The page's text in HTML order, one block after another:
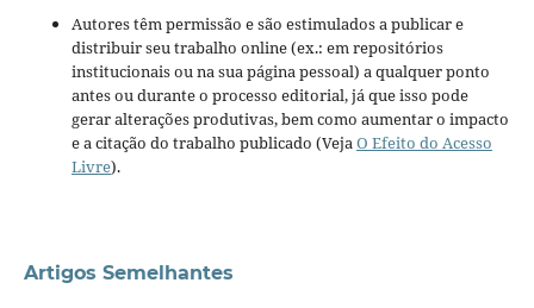
Autores têm permissão e são estimulados a publicar e
distribuir seu trabalho online (ex.: em repositórios
institucionais ou na sua página pessoal) a qualquer ponto
antes ou durante o processo editorial, já que isso pode
gerar alterações produtivas, bem como aumentar o impacto
e a citação do trabalho publicado (VejaO Efeito do Acesso
Livre).
Artigos Semelhantes